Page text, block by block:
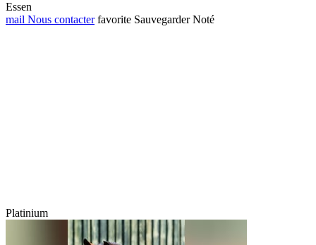
Essen
mail Nous contacter favorite Sauvegarder Noté
Platinium